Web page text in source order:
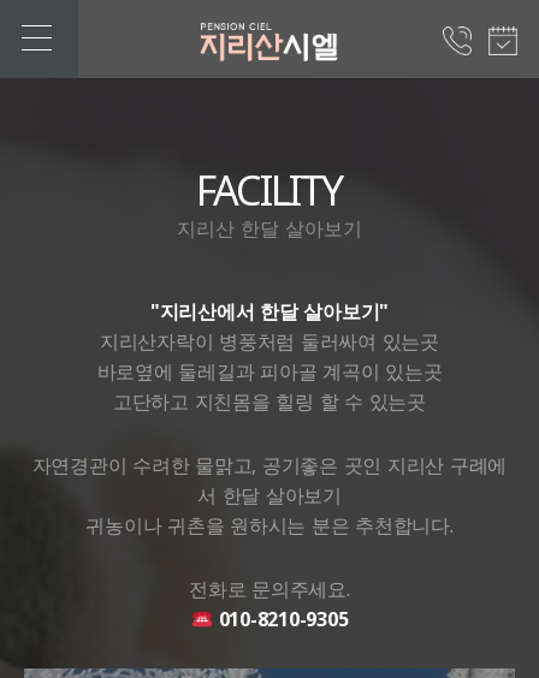
FACILITY
지리산 한달 살아보기
"지리산에서 한달 살아보기"
지리산자락이 병풍처럼 둘러싸여 있는곳
바로옆에 둘레길과 피아골 계곡이 있는곳
고단하고 지친몸을 힐링 할 수 있는곳
자연경관이 수려한 물맑고, 공기좋은 곳인 지리산 구례에
서 한달 살아보기
귀농이나 귀촌을 원하시는 분은 추천합니다.
전화로 문의주세요.
010-8210-9305